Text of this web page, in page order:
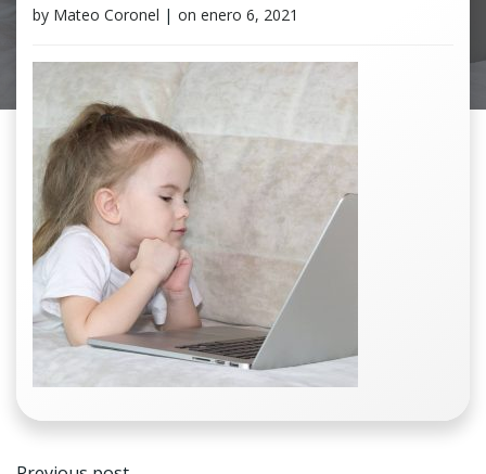
by Mateo Coronel | on enero 6, 2021